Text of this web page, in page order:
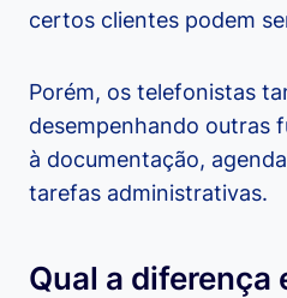
certos clientes podem
Porém, os telefonistas
desempenhando outras
à documentação,
tarefas administrativas.
Qual a diferença